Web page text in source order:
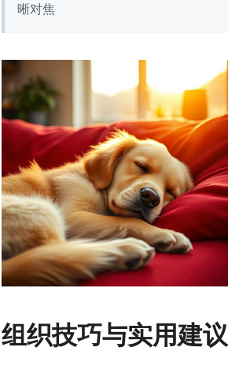
晰对焦
组织技巧与实用建议